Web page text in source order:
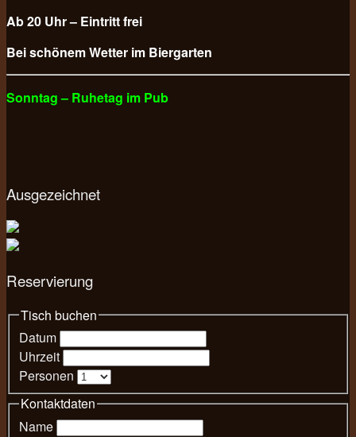
Ab 20 Uhr – Eintritt frei
Bei schönem Wetter im Biergarten
Sonntag – Ruhetag im Pub
Ausgezeichnet
Reservierung
Tisch buchen
Datum
Uhrzeit
Personen
Kontaktdaten
Name